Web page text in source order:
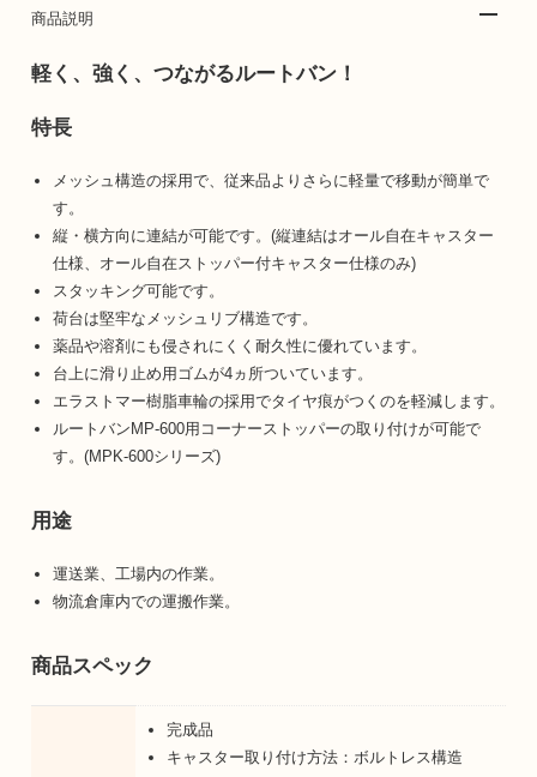
商品説明
軽く、強く、つながるルートバン！
特長
メッシュ構造の採用で、従来品よりさらに軽量で移動が簡単で
す。
縦・横方向に連結が可能です。(縦連結はオール自在キャスター
仕様、オール自在ストッパー付キャスター仕様のみ)
スタッキング可能です。
荷台は堅牢なメッシュリブ構造です。
薬品や溶剤にも侵されにくく耐久性に優れています。
台上に滑り止め用ゴムが4ヵ所ついています。
エラストマー樹脂車輪の採用でタイヤ痕がつくのを軽減します。
ルートバンMP-600用コーナーストッパーの取り付けが可能で
す。(MPK-600シリーズ)
用途
運送業、工場内の作業。
物流倉庫内での運搬作業。
商品スペック
完成品
キャスター取り付け方法：ボルトレス構造